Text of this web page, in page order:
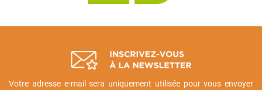
Votre adresse e-mail sera uniquement utilisée pour vous envoyer